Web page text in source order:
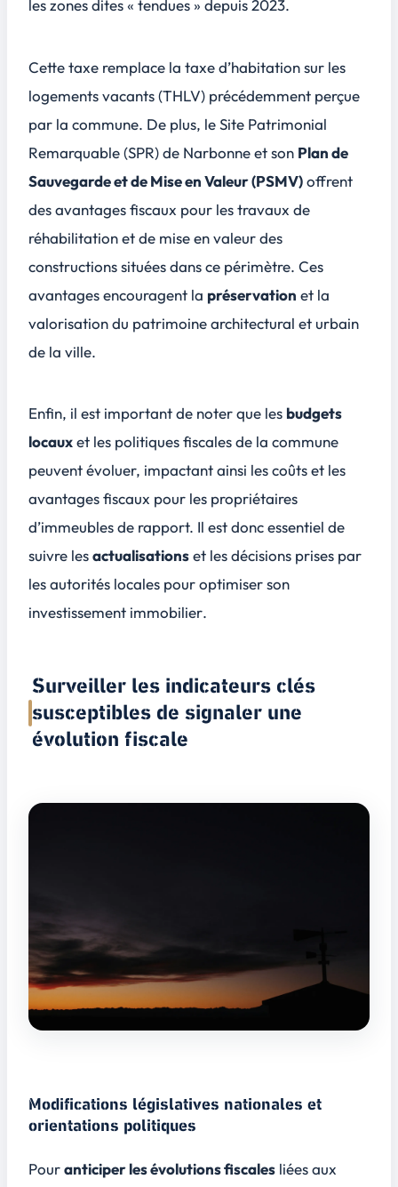
les zones dites « tendues » depuis 2023.
Cette taxe remplace la taxe d’habitation sur les
logements vacants (THLV) précédemment perçue
par la commune. De plus, leSite Patrimonial
Remarquable(SPR) de Narbonne et son Plan de
Sauvegarde et de Mise en Valeur (PSMV)offrent
des avantages fiscaux pour les travaux de
réhabilitation et de mise en valeur des
constructions situées dans ce périmètre. Ces
avantages encouragent la préservation et la
valorisation du patrimoine architectural et urbain
de la ville.
Enfin, il est important de noter que les budgets
locauxet les politiques fiscalesde la commune
peuvent évoluer, impactant ainsi les coûts et les
avantages fiscaux pour les propriétaires
d’immeubles de rapport. Il est donc essentiel de
suivre lesactualisationset les décisions prises par
les autorités locales pouroptimiser son
investissement immobilier.
Surveiller les indicateurs clés
susceptibles de signaler une
évolution fiscale
Modifications législatives nationales et
orientations politiques
Pouranticiper les évolutions fiscales liées aux